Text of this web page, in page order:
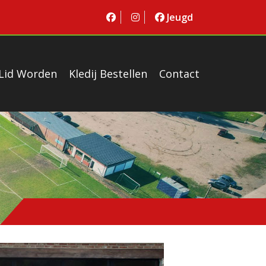
Jeugd
Worden Kledij Bestellen Contact